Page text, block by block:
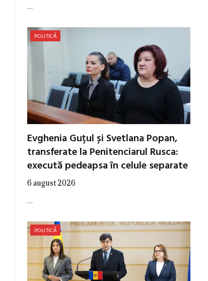
…
POLITICĂ
Evghenia Guțul și Svetlana Popan,
transferate la Penitenciarul Rusca:
execută pedeapsa în celule separate
6 august 2026
…
POLITICĂ